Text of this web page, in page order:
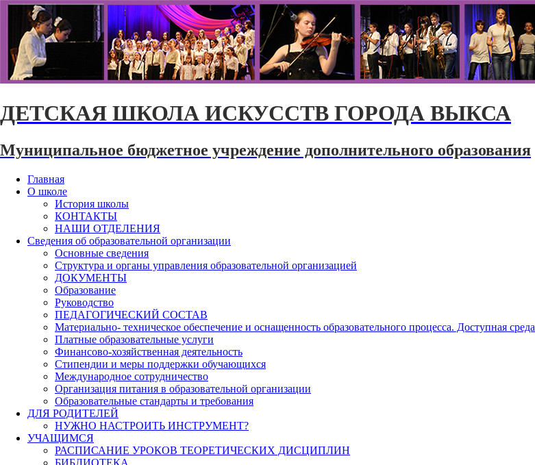
ДЕТСКАЯ ШКОЛА ИСКУССТВ ГОРОДА ВЫКСА
Муниципальное бюджетное учреждение дополнительного образования
Главная
О школе
История школы
КОНТАКТЫ
НАШИ ОТДЕЛЕНИЯ
Сведения об образовательной организации
Основные сведения
Структура и органы управления образовательной организацией
ДОКУМЕНТЫ
Образование
Руководство
ПЕДАГОГИЧЕСКИЙ СОСТАВ
Материально- техническое обеспечение и оснащенность образовательного процесса. Доступная среда
Платные образовательные услуги
Финансово-хозяйственная деятельность
Стипендии и меры поддержки обучающихся
Международное сотрудничество
Организация питания в образовательной организации
Образовательные стандарты и требования
ДЛЯ РОДИТЕЛЕЙ
НУЖНО НАСТРОИТЬ ИНСТРУМЕНТ?
УЧАЩИМСЯ
РАСПИСАНИЕ УРОКОВ ТЕОРЕТИЧЕСКИХ ДИСЦИПЛИН
БИБЛИОТЕКА